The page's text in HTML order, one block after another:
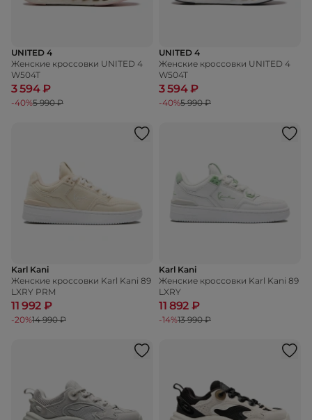
UNITED 4
Женские кроссовки UNITED 4
W504T
3 594 ₽
-40%5 990 ₽
UNITED 4
Женские кроссовки UNITED 4
W504T
3 594 ₽
-40%5 990 ₽
Karl Kani
Женские кроссовки Karl Kani 89
LXRY PRM
11 992 ₽
-20%14 990 ₽
Karl Kani
Женские кроссовки Karl Kani 89
LXRY
11 892 ₽
-14%13 990 ₽